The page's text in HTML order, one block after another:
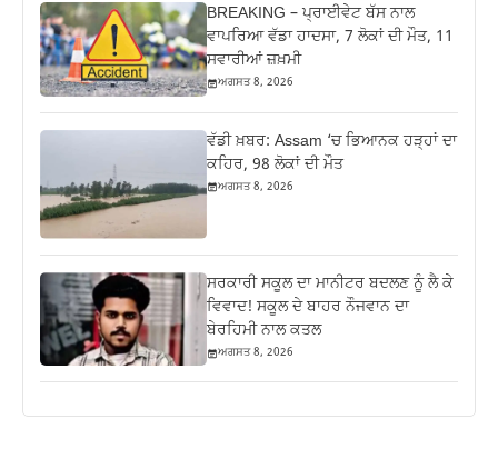
BREAKING – ਪ੍ਰਾਈਵੇਟ ਬੱਸ ਨਾਲ
ਵਾਪਰਿਆ ਵੱਡਾ ਹਾਦਸਾ, 7 ਲੋਕਾਂ ਦੀ ਮੌਤ, 11
ਸਵਾਰੀਆਂ ਜ਼ਖ਼ਮੀ
ਅਗਸਤ 8, 2026
ਵੱਡੀ ਖ਼ਬਰ: Assam ‘ਚ ਭਿਆਨਕ ਹੜ੍ਹਾਂ ਦਾ
ਕਹਿਰ, 98 ਲੋਕਾਂ ਦੀ ਮੌਤ
ਅਗਸਤ 8, 2026
ਸਰਕਾਰੀ ਸਕੂਲ ਦਾ ਮਾਨੀਟਰ ਬਦਲਣ ਨੂੰ ਲੈ ਕੇ
ਵਿਵਾਦ! ਸਕੂਲ ਦੇ ਬਾਹਰ ਨੌਜਵਾਨ ਦਾ
ਬੇਰਹਿਮੀ ਨਾਲ ਕਤਲ
ਅਗਸਤ 8, 2026